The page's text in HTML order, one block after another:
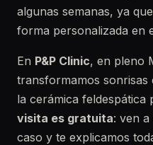
algunas semanas, ya
forma personalizada en
En P&P Clinic, en pleno
transformamos sonrisas
la cerámica feldespática
visita es gratuita: ven
caso y te explicamos